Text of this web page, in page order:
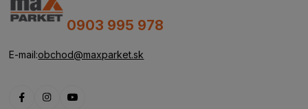
0903 995 978
E-mail:obchod@maxparket.sk